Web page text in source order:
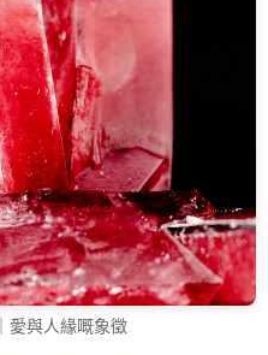
愛與人緣嘅象徵